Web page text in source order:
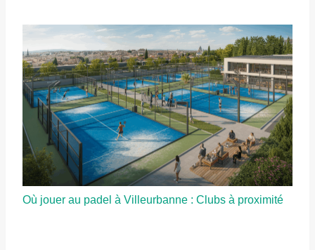
Où jouer au padel à Villeurbanne : Clubs à proximité